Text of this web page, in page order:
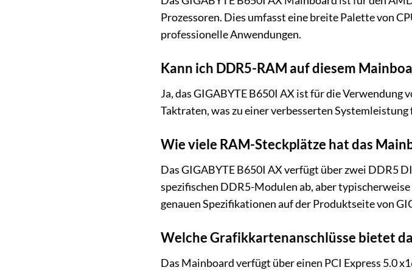
Prozessoren. Dies umfasst eine breite Palette von
professionelle Anwendungen.
Kann ich DDR5-RAM auf diesem
Ja, das GIGABYTE B650I AX ist für die
Taktraten, was zu einer verbesserten Systemleistung
Wie viele RAM-Steckplätze hat das
Das GIGABYTE B650I AX verfügt über zwei DDR5
spezifischen DDR5-Modulen ab, aber
genauen Spezifikationen auf der Produktseite von
Welche Grafikkartenanschlüsse bietet
Das Mainboard verfügt über einen PCI Express 5.0